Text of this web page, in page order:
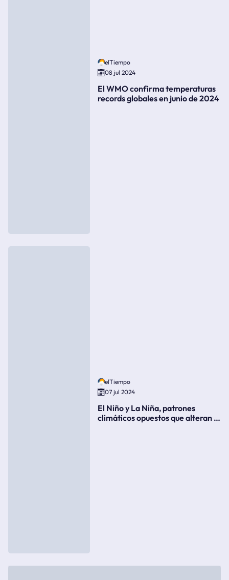
elTiempo
08 jul 2024
El WMO confirma temperaturas
records globales en junio de 2024
elTiempo
07 jul 2024
El Niño y La Niña, patrones
climáticos opuestos que alteran la